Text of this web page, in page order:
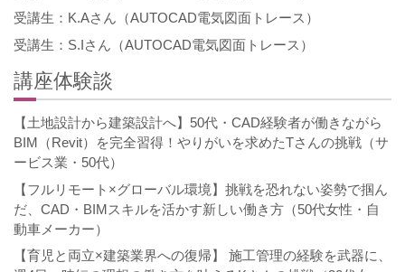
受講生：K.Aさん（AUTOCAD電気図面トレース）
受講生：S.Iさん（AUTOCAD電気図面トレース）
講座体験談
【土地設計から建築設計へ】50代・CAD経験者が働きながら
BIM（Revit）を完全習得！やりがいを求めたTさんの挑戦（サ
ービス業・50代）
【フルリモート×グローバル環境】挑戦を恐れない姿勢で掴ん
だ、CAD・BIMスキルを活かす新しい働き方（50代女性・自
動車メーカー）
【育児と両立×建築業界への復帰】 施工管理の経験を武器に、